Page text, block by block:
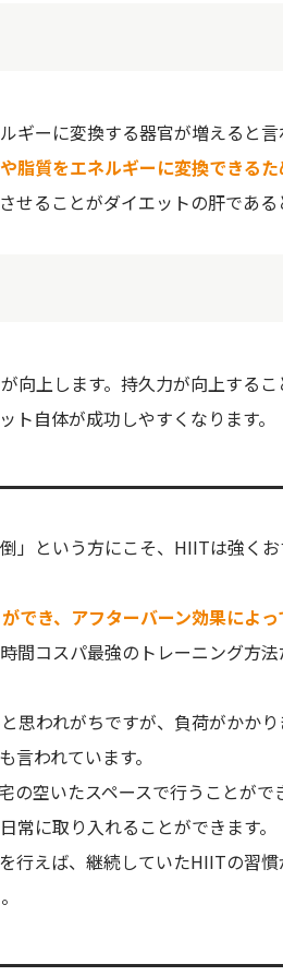
ーに変換する器官が増えると言
質をエネルギーに変換できるた
せることがダイエットの肝である
向上します。持久力が向上する
自体が成功しやすくなります。
」という方にこそ、HIITは強く
でき、アフターバーン効果によ
間コスパ最強のトレーニング方
思われがちですが、負荷がかか
われています。
空いたスペースで行うことがで
常に取り入れることができます。
行えば、継続していたHIITの習